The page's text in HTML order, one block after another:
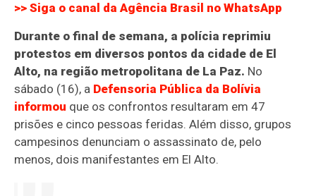
>> Siga o canal daAgência Brasil no WhatsApp
Durante o final de semana, a polícia reprimiu
protestos em diversos pontos da cidade de El
Alto, na região metropolitana de La Paz. No
sábado (16), a Defensoria Pública da Bolívia
informou que os confrontos resultaram em 47
prisões e cinco pessoas feridas. Além disso, grupos
campesinos denunciam o assassinato de, pelo
menos, dois manifestantes em El Alto.